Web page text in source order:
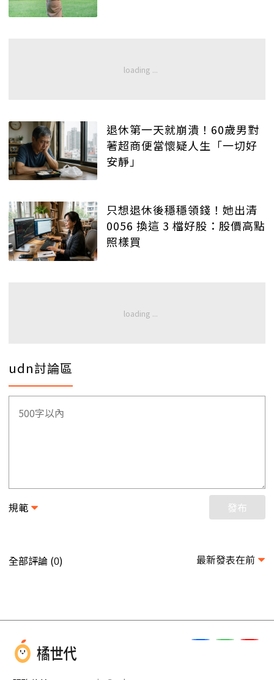
退休第一天就崩潰！60歲男對
著超商便當懷疑人生「一切好
安靜」
只想退休後穩穩領錢！她出清
0056 換這 3 檔好股：股價高點
照樣買
udn討論區
規範 發布
全部評論 (0) 最新發表在前